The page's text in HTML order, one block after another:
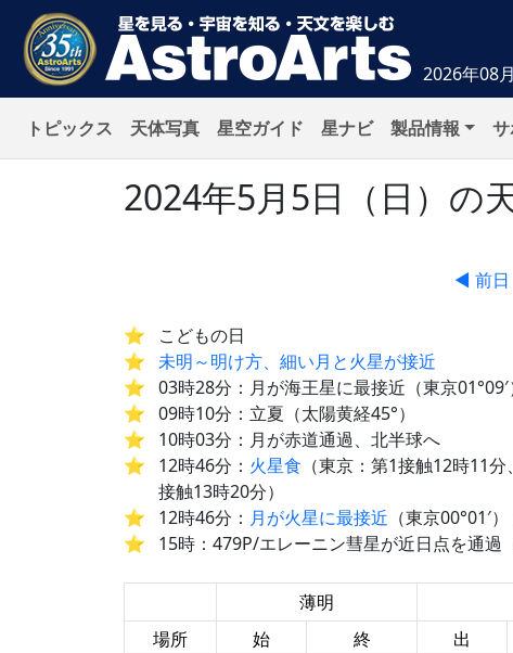
2026年08
トピックス 天体写真 星空ガイド 星ナビ 製品情報
2024年5月5日（日）の
◀ 前日
こどもの日
未明～明け方、細い月と火星が接近
03時28分：月が海王星に最接近（東京
09時10分：立夏（太陽黄経45°）
10時03分：月が赤道通過、北半球へ
12時46分： 火星食 （東京：第1接触12時11
接触13時20分）
12時46分： 月が火星に最接近 （東京00°01′
15時：479P/エレーニン彗星が近日点を通過
薄明
場所
始 終 出